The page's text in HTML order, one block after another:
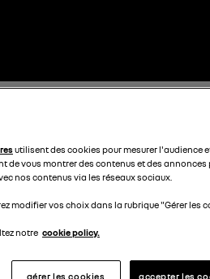
utilisent des cookies pour mesurer l'audience
de vous montrer des contenus et des
nos contenus via les réseaux sociaux.
modifier vos choix dans la rubrique "Gérer les
notre cookie policy.
accepter les
gérer les cookies